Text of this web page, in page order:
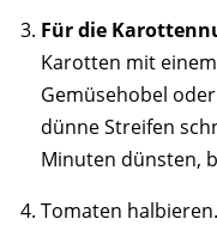
Für die
Karotten mit
Gemüsehobel
dünne Streifen
Minuten dünsten,
Tomaten